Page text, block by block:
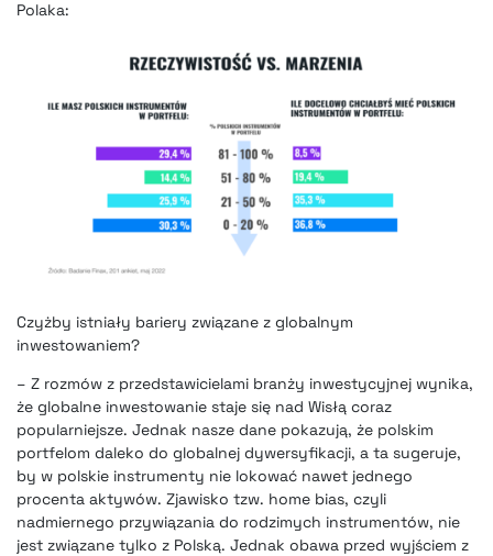
Polaka:
Czyżby istniały bariery związane z globalnym
inwestowaniem?
– Z rozmów z przedstawicielami branży inwestycyjnej wynika,
że globalne inwestowanie staje się nad Wisłą coraz
popularniejsze. Jednak nasze dane pokazują, że polskim
portfelom daleko do globalnej dywersyfikacji, a ta sugeruje,
by w polskie instrumenty nie lokować nawet jednego
procenta aktywów. Zjawisko tzw. home bias, czyli
nadmiernego przywiązania do rodzimych instrumentów, nie
jest związane tylko z Polską. Jednak obawa przed wyjściem z